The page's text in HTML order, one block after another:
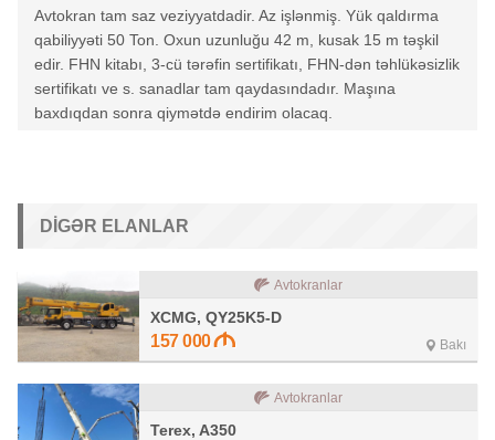
Avtokran tam saz veziyyatdadir. Az işlənmiş. Yük qaldırma
qabiliyyəti 50 Ton. Oxun uzunluğu 42 m, kusak 15 m təşkil
edir. FHN kitabı, 3-cü tərəfin sertifikatı, FHN-dən təhlükəsizlik
sertifikatı ve s. sanadlar tam qaydasındadır. Maşına
baxdıqdan sonra qiymətdə endirim olacaq.
DIGƏR ELANLAR
Avtokranlar
XCMG, QY25K5-D
157 000 Bakı
Avtokranlar
Terex, A350